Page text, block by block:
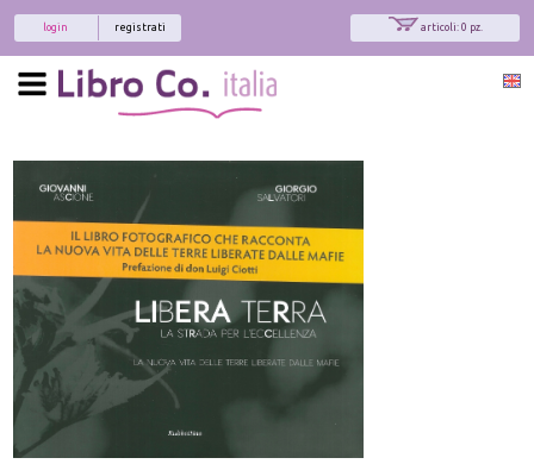
articoli: 0 pz.
registrati
login